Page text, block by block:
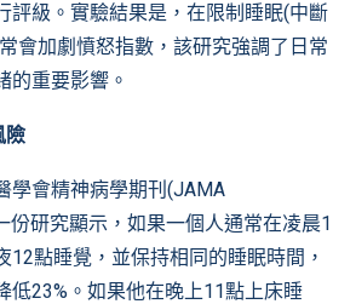
評級。實驗結果是，在限制睡眠(中斷
會加劇憤怒指數，該研究強調了日常
的重要影響。
險
學會精神病學期刊(JAMA
份研究顯示，如果一個人通常在凌晨1
12點睡覺，並保持相同的睡眠時間，
低23%。如果他在晚上11點上床睡